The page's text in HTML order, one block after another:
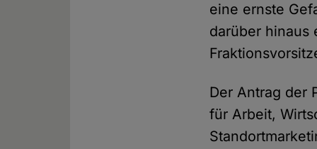
eine ernste
darüber hinaus
Der Antrag der
für Arbeit,